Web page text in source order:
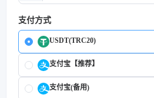
支付方式
USDT(TRC20)
支付宝【推荐】
支付宝(备用)